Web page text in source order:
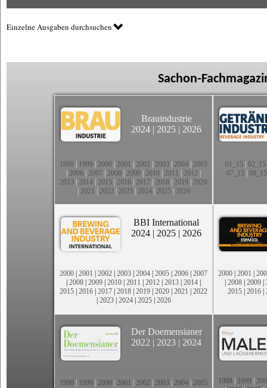
Einzelne Ausgaben durchsuchen
Sachon-
Brauindustrie
2024 | 2025 | 2026
1998 1999 2000 2001 2002 2003 2004 2005
2006 2007 2008 2009 2010 2011 2012
2013 2014 2015 2016 2017 2018 2019 2020
2021 2022 2023| 2024| 2025| 2026
01_15| 02_15
07_15 08_15
BBI International
2024 | 2025 | 2026
2000 | 2001 | 2002 | 2003 | 2004 | 2005 | 2006 | 2007
| 2008 | 2009 | 2010 | 2011 | 2012 | 2013 | 2014 |
2015 | 2016 | 2017 | 2018 | 2019 | 2020 | 2021 | 2022
| 2023| 2024| 2025| 2026
2000 | 2001 |
| 2008 | 2009 |
2015 | 2016 |
Der Doemensianer
2022 | 2023 | 2024
1998 1999 2000 2001 2002 2003 2004 2005
1998 1999